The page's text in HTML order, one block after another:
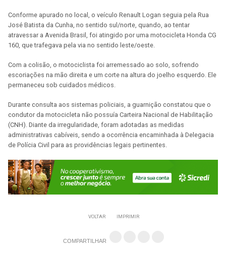
Conforme apurado no local, o veículo Renault Logan seguia pela Rua
José Batista da Cunha, no sentido sul/norte, quando, ao tentar
atravessar a Avenida Brasil, foi atingido por uma motocicleta Honda CG
160, que trafegava pela via no sentido leste/oeste.
Com a colisão, o motociclista foi arremessado ao solo, sofrendo
escoriações na mão direita e um corte na altura do joelho esquerdo. Ele
permaneceu sob cuidados médicos.
Durante consulta aos sistemas policiais, a guarnição constatou que o
condutor da motocicleta não possuía Carteira Nacional de Habilitação
(CNH). Diante da irregularidade, foram adotadas as medidas
administrativas cabíveis, sendo a ocorrência encaminhada à Delegacia
de Polícia Civil para as providências legais pertinentes.
VOLTAR IMPRIMIR
COMPARTILHAR